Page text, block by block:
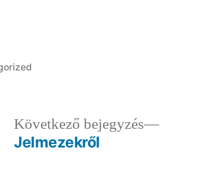
Következő bejegyzés
Jelmezekről